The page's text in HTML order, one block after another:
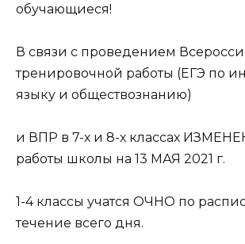
обучающиеся!
В связи с проведением
тренировочной работы (ЕГЭ по
языку и обществознанию)
и ВПР в 7-х и 8-х классах
работы школы на 13 МАЯ 2021 г.
1-4 классы учатся ОЧНО по
течение всего дня.